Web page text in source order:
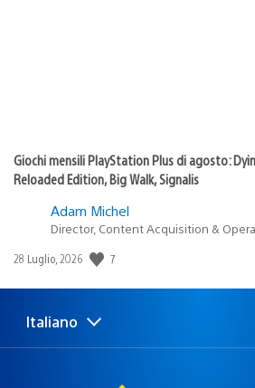
Giochi mensili PlayStation Plus di agosto:
Reloaded Edition, Big Walk, Signalis
Adam Michel
Director, Content Acquisition &
Data
pubblicazione:
28 Luglio, 2026 7
Seleziona
una
Regione
attuale:
Italiano